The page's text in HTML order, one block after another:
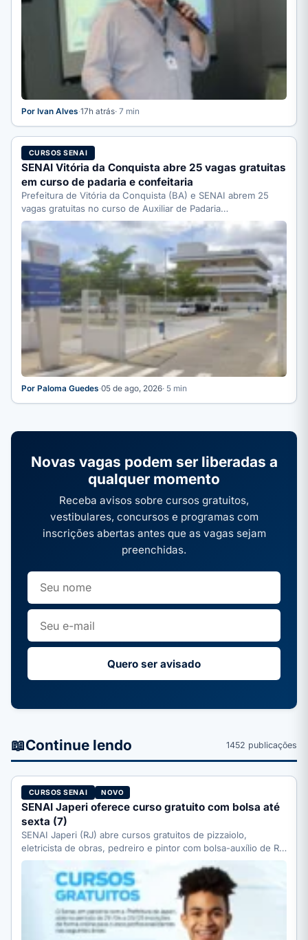
Por Ivan Alves·17h atrás· 7 min
CURSOS SENAI
SENAI Vitória da Conquista abre 25 vagas gratuitas
em curso de padaria e confeitaria
Prefeitura de Vitória da Conquista (BA) e SENAI abrem 25
vagas gratuitas no curso de Auxiliar de Padaria…
Por Paloma Guedes·05 de ago, 2026· 5 min
Novas vagas podem ser liberadas a
qualquer momento
Receba avisos sobre cursos gratuitos,
vestibulares, concursos e programas com
inscrições abertas antes que as vagas sejam
preenchidas.
Quero ser avisado
📖Continue lendo 1452 publicações
CURSOS SENAI NOVO
SENAI Japeri oferece curso gratuito com bolsa até
sexta (7)
SENAI Japeri (RJ) abre cursos gratuitos de pizzaiolo,
eletricista de obras, pedreiro e pintor com bolsa-auxílio de R$
…